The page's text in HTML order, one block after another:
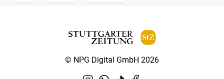
© NPG Digital GmbH 2026